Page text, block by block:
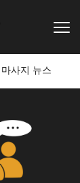
마사지 뉴스